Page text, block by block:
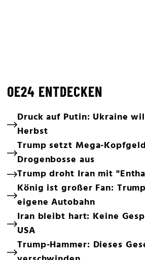
OE24 ENTDECKEN
Druck auf Putin: Ukraine
Herbst
Trump setzt Mega-
Drogenbosse aus
Trump droht Iran mit
König ist großer Fan:
eigene Autobahn
Iran bleibt hart: Keine
USA
Trump-Hammer: Dieses